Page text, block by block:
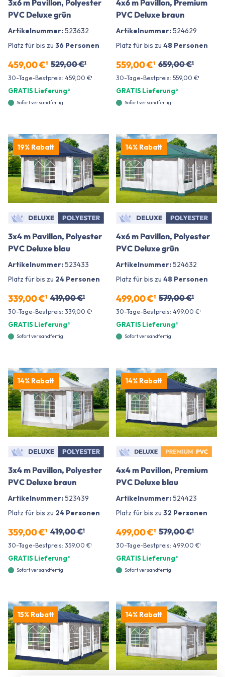
3x6 m Pavillon, Polyester
PVC Deluxe grün
Artikelnummer:523632
Platz für bis zu 36 Personen
459,00 €¹ 529,00 €¹
30-Tage-Bestpreis: 459,00 €¹
GRATIS Lieferung²
Sofort versandfertig
4x6 m Pavillon, Premium
PVC Deluxe braun
Artikelnummer:524629
Platz für bis zu 48 Personen
559,00 €¹ 659,00 €¹
30-Tage-Bestpreis: 559,00 €¹
GRATIS Lieferung²
Sofort versandfertig
19% Rabatt
3x4 m Pavillon, Polyester
PVC Deluxe blau
Artikelnummer:523433
Platz für bis zu 24 Personen
339,00 €¹ 419,00 €¹
30-Tage-Bestpreis: 339,00 €¹
GRATIS Lieferung²
Sofort versandfertig
14% Rabatt
4x6 m Pavillon, Polyester
PVC Deluxe grün
Artikelnummer:524632
Platz für bis zu 48 Personen
499,00 €¹ 579,00 €¹
30-Tage-Bestpreis: 499,00 €¹
GRATIS Lieferung²
Sofort versandfertig
14% Rabatt
3x4 m Pavillon, Polyester
PVC Deluxe braun
Artikelnummer:523439
Platz für bis zu 24 Personen
359,00 €¹ 419,00 €¹
30-Tage-Bestpreis: 359,00 €¹
GRATIS Lieferung²
Sofort versandfertig
14% Rabatt
4x4 m Pavillon, Premium
PVC Deluxe blau
Artikelnummer:524423
Platz für bis zu 32 Personen
499,00 €¹ 579,00 €¹
30-Tage-Bestpreis: 499,00 €¹
GRATIS Lieferung²
Sofort versandfertig
15% Rabatt 14% Rabatt